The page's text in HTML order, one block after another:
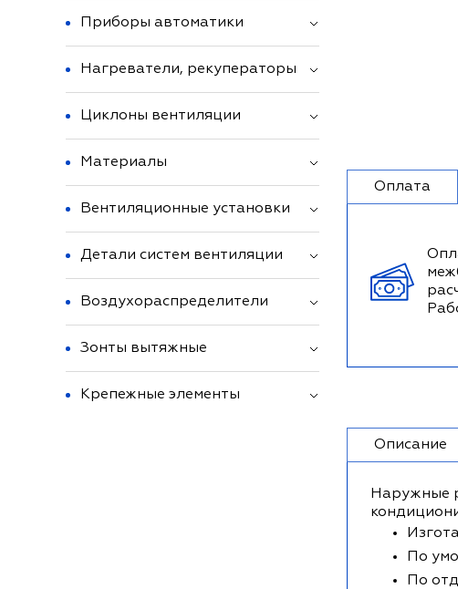
Оплата
Описание
Наружные
По
По
Приборы автоматики
Нагреватели, рекуператоры
Циклоны вентиляции
Материалы
Вентиляционные установки
Детали систем вентиляции
Воздухораспределители
Зонты вытяжные
Крепежные элементы